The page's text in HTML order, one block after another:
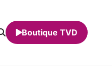
Boutique TVD